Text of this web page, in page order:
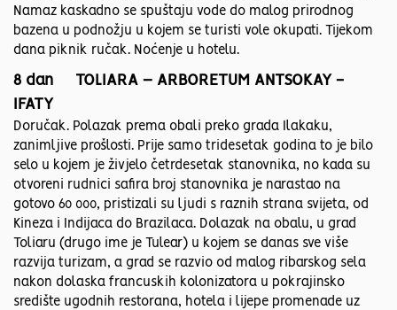
Namaz kaskadno se spuštaju vode do malog prirodnog
bazena u podnožju u kojem se turisti vole okupati. Tijekom
dana piknik ručak. Noćenje u hotelu.
8 dan TOLIARA – ARBORETUM ANTSOKAY -
IFATY
Doručak. Polazak prema obali preko grada Ilakaku,
zanimljive prošlosti. Prije samo tridesetak godina to je bilo
selo u kojem je živjelo četrdesetak stanovnika, no kada su
otvoreni rudnici safira broj stanovnika je narastao na
gotovo 60 000, pristizali su ljudi s raznih strana svijeta, od
Kineza i Indijaca do Brazilaca. Dolazak na obalu, u grad
Toliaru (drugo ime je Tulear) u kojem se danas sve više
razvija turizam, a grad se razvio od malog ribarskog sela
nakon dolaska francuskih kolonizatora u pokrajinsko
središte ugodnih restorana, hotela i lijepe promenade uz